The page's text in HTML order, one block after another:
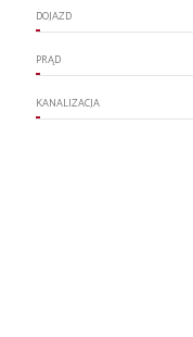
DOJAZD
PRĄD
KANALIZACJA